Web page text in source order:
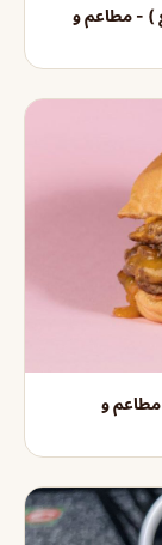
) - مطاعم و
مطاعم و